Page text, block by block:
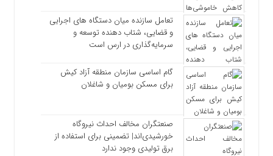
تعامل سازنده میان دستگاه‌ های اجرایی
و قضایی، شتاب‌ دهنده توسعه و
سرمایه‌گذاری در ارس است
گام اساسی سازمان منطقه آزاد کیش
برای مسکن بومیان و شاغلان
صنعتگران مخالف احداث نیروگاه
خورشیدی‌اند| تضمینی برای استفاده از
برق تولیدی وجود ندارد